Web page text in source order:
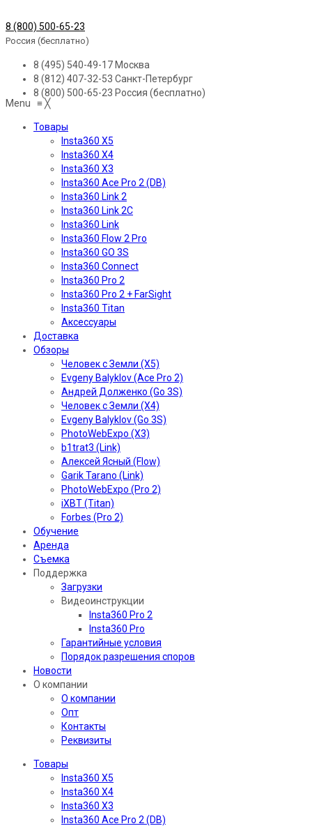
8 (800) 500-65-23
Россия (бесплатно)
8 (495) 540-49-17 Москва
8 (812) 407-32-53 Санкт-Петербург
8 (800) 500-65-23 Россия (бесплатно)
Menu ≡╳
Товары
Insta360 X5
Insta360 X4
Insta360 X3
Insta360 Ace Pro 2 (DB)
Insta360 Link 2
Insta360 Link 2C
Insta360 Link
Insta360 Flow 2 Pro
Insta360 GO 3S
Insta360 Connect
Insta360 Pro 2
Insta360 Pro 2 + FarSight
Insta360 Titan
Аксессуары
Доставка
Обзоры
Человек с Земли (X5)
Evgeny Balyklov (Ace Pro 2)
Андрей Долженко (Go 3S)
Человек с Земли (X4)
Evgeny Balyklov (Go 3S)
PhotoWebExpo (X3)
b1trat3 (Link)
Алексей Ясный (Flow)
Garik Tarano (Link)
PhotoWebExpo (Pro 2)
iXBT (Titan)
Forbes (Pro 2)
Обучение
Аренда
Съемка
Поддержка
Загрузки
Видеоинструкции
Insta360 Pro 2
Insta360 Pro
Гарантийные условия
Порядок разрешения споров
Новости
О компании
О компании
Опт
Контакты
Реквизиты
Товары
Insta360 X5
Insta360 X4
Insta360 X3
Insta360 Ace Pro 2 (DB)